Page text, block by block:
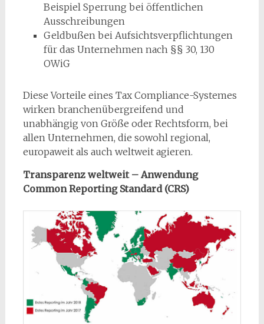
Beispiel Sperrung bei öffentlichen
Ausschreibungen
Geldbußen bei Aufsichtsverpflichtungen
für das Unternehmen nach §§ 30, 130
OWiG
Diese Vorteile eines Tax Compliance-Systemes
wirken branchenübergreifend und
unabhängig von Größe oder Rechtsform, bei
allen Unternehmen, die sowohl regional,
europaweit als auch weltweit agieren.
Transparenz weltweit – Anwendung
Common Reporting Standard (CRS)